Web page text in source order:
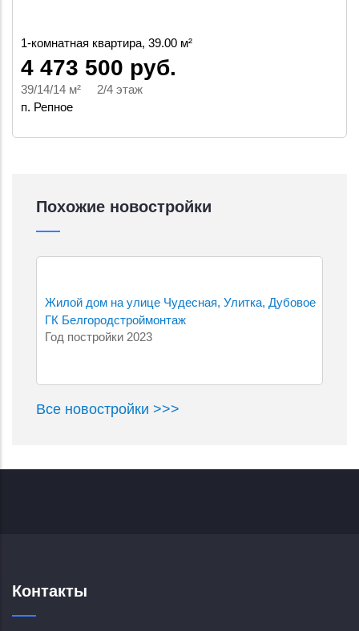
1-комнатная квартира, 39.00 м²
4 473 500 руб.
39/14/14 м² 2/4 этаж
п. Репное
Похожие новостройки
Жилой дом на улице Чудесная, Улитка, Дубовое
ГК Белгородстроймонтаж
Год постройки 2023
Все новостройки >>>
Контакты